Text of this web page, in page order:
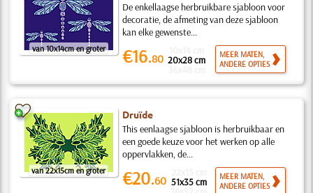
van 10x14cm en groter
De enkellaagse herbruikbare sjabloon voor
decoratie, de afmeting van deze sjabloon
kan elke gewenste...
€16.80 20x28 cm
MEER MATEN,
ANDERE OPTIES
van 22x15cm en groter
Druïde
This eenlaagse sjabloon is herbruikbaar en
een goede keuze voor het werken op alle
oppervlakken, de...
€20.60 51x35 cm
MEER MATEN,
ANDERE OPTIES